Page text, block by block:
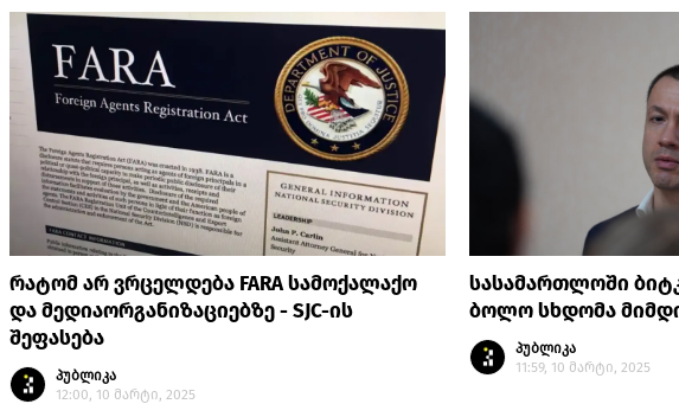
რატომ არ ვრცელდება FARA სამოქალაქო
და მედიაორგანიზაციებზე - SJC-ის
შეფასება
პუბლიკა
12:00, 10 მარტი, 2025
სასამართლოში
ბოლო სხდომა
პუბლიკა
11:59, 10 მარტი, 2025